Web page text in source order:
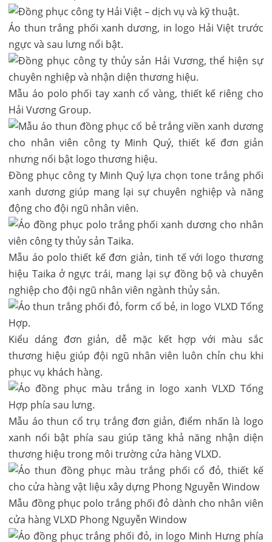
Áo thun trắng phối xanh dương, in logo Hải Việt trước
ngực và sau lưng nổi bật.
Mẫu áo polo phối tay xanh cổ vàng, thiết kế riêng cho
Hải Vương Group.
Đồng phục công ty Minh Quý lựa chọn tone trắng phối
xanh dương giúp mang lại sự chuyên nghiệp và năng
động cho đội ngũ nhân viên.
Mẫu áo polo thiết kế đơn giản, tinh tế với logo thương
hiệu Taika ở ngực trái, mang lại sự đồng bộ và chuyên
nghiệp cho đội ngũ nhân viên ngành thủy sản.
Kiểu dáng đơn giản, dễ mặc kết hợp với màu sắc
thương hiệu giúp đội ngũ nhân viên luôn chỉn chu khi
phục vụ khách hàng.
Mẫu áo thun cổ trụ trắng đơn giản, điểm nhấn là logo
xanh nổi bật phía sau giúp tăng khả năng nhận diện
thương hiệu trong môi trường cửa hàng VLXD.
Mẫu đồng phục polo trắng phối đỏ dành cho nhân viên
cửa hàng VLXD Phong Nguyễn Window